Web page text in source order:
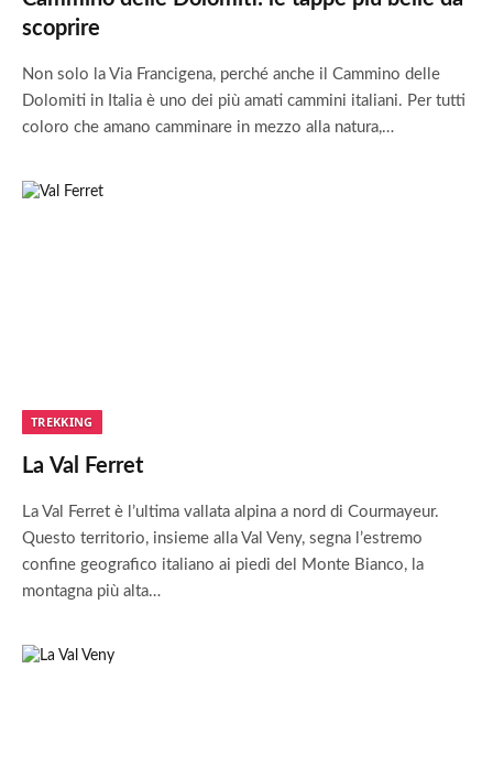
scoprire
Non solo la Via Francigena, perché anche il Cammino delle
Dolomiti in Italia è uno dei più amati cammini italiani. Per tutti
coloro che amano camminare in mezzo alla natura,…
TREKKING
La Val Ferret
La Val Ferret è l’ultima vallata alpina a nord di Courmayeur.
Questo territorio, insieme alla Val Veny, segna l’estremo
confine geografico italiano ai piedi del Monte Bianco, la
montagna più alta…